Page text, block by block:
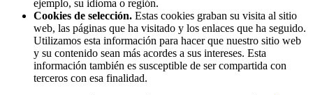
ejemplo, su idioma o región.
Cookies de selección. Estas cookies graban su visita al sitio
web, las páginas que ha visitado y los enlaces que ha seguido.
Utilizamos esta información para hacer que nuestro sitio web
y su contenido sean más acordes a sus intereses. Esta
información también es susceptible de ser compartida con
terceros con esa finalidad.